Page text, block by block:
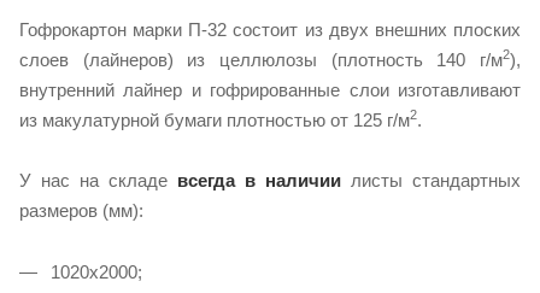
Гофрокартон марки П-32 состоит из двух внешних плоских
слоев (лайнеров) из целлюлозы (плотность 140 г/м2),
внутренний лайнер и гофрированные слои изготавливают
из макулатурной бумаги плотностью от 125 г/м2.
У нас на складе всегда в наличии листы стандартных
размеров (мм):
1020х2000;